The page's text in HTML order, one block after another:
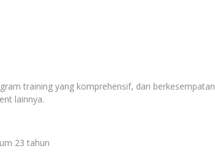
training yang komprehensif, dan berkesempatan
lainnya.
23 tahun